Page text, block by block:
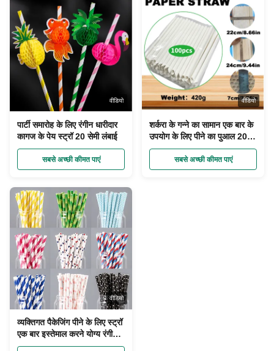
वीडियो
पार्टी समारोह के लिए रंगीन धारीदार
कागज के पेय स्ट्रॉ 20 सेमी लंबाई
सबसे अच्छी कीमत पाएं
वीडियो
शर्करा के गन्ने का सामान एक बार के
उपयोग के लिए पीने का पुआल 20
सेमी लंबाई कंपोस्टेबल और
बायोडिग्रेडेबलसबसे अच्छी कीमत पाएं
वीडियो
व्यक्तिगत पैकेजिंग पीने के लिए स्ट्रॉ
एक बार इस्तेमाल करने योग्य रंगीन
कस्टम खाद्य ग्रेड सामग्री